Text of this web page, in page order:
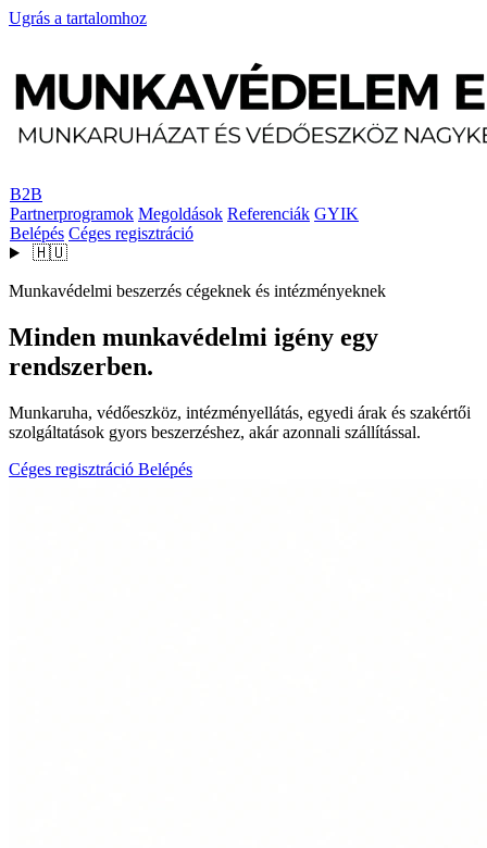
Ugrás a tartalomhoz
B2B
Partnerprogramok Megoldások Referenciák GYIK
Belépés Céges regisztráció
🇭🇺
Munkavédelmi beszerzés cégeknek és intézményeknek
Minden munkavédelmi igény egy
rendszerben.
Munkaruha, védőeszköz, intézményellátás, egyedi árak és szakértői
szolgáltatások gyors beszerzéshez, akár azonnali szállítással.
Céges regisztráció Belépés